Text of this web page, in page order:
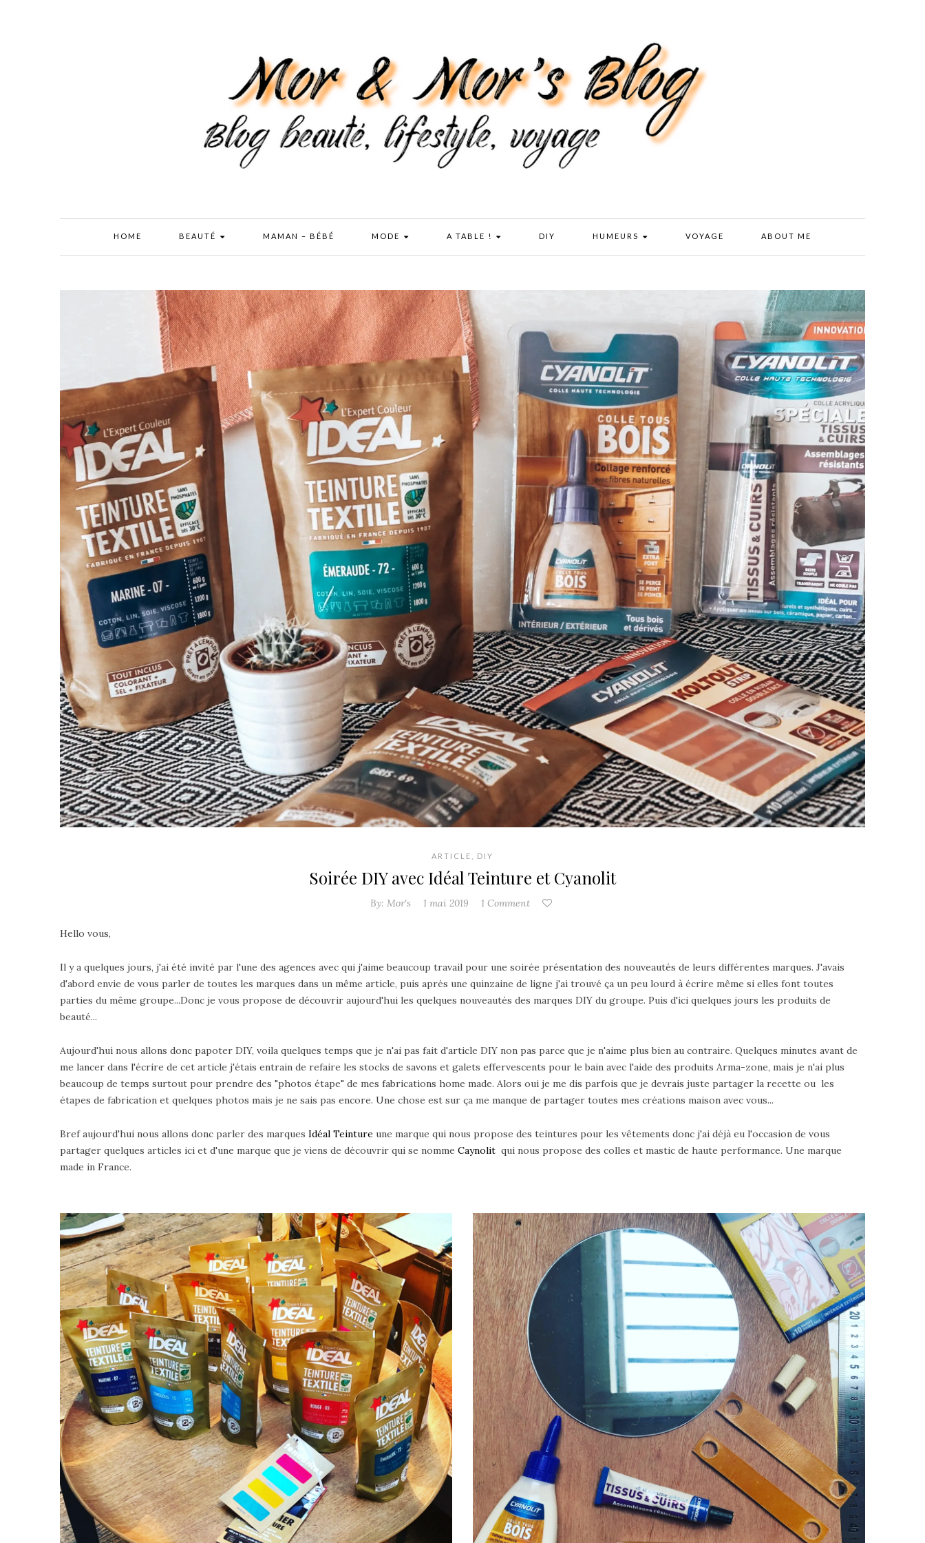
HOME BEAUTÉ MAMAN – BÉBÉ MODE A TABLE ! DIY HUMEURS VOYAGE ABOUT ME
ARTICLE DIY
Soirée DIY avec Idéal Teinture et Cyanolit
By: Mor's 1 mai 2019 1 Comment
Hello vous,
Il y a quelques jours, j'ai été invité par l'une des agences avec qui j'aime beaucoup travail pour une soirée présentation des nouveautés de leurs différentes marques. J'avais
d'abord envie de vous parler de toutes les marques dans un même article, puis après une quinzaine de ligne j'ai trouvé ça un peu lourd à écrire même si elles font toutes
parties du même groupe...Donc je vous propose de découvrir aujourd'hui les quelques nouveautés des marques DIY du groupe. Puis d'ici quelques jours les produits de
beauté...
Aujourd'hui nous allons donc papoter DIY, voila quelques temps que je n'ai pas fait d'article DIY non pas parce que je n'aime plus bien au contraire. Quelques minutes avant de
me lancer dans l'écrire de cet article j'étais entrain de refaire les stocks de savons et galets effervescents pour le bain avec l'aide des produits Arma-zone, mais je n'ai plus
beaucoup de temps surtout pour prendre des "photos étape" de mes fabrications home made. Alors oui je me dis parfois que je devrais juste partager la recette ou les
étapes de fabrication et quelques photos mais je ne sais pas encore. Une chose est sur ça me manque de partager toutes mes créations maison avec vous...
Bref aujourd'hui nous allons donc parler des marques Idéal Teinture une marque qui nous propose des teintures pour les vêtements donc j'ai déjà eu l'occasion de vous
partager quelques articles ici et d'une marque que je viens de découvrir qui se nomme Caynolit qui nous propose des colles et mastic de haute performance. Une marque
made in France.